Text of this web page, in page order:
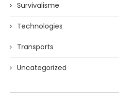
Survivalisme
Technologies
Transports
Uncategorized